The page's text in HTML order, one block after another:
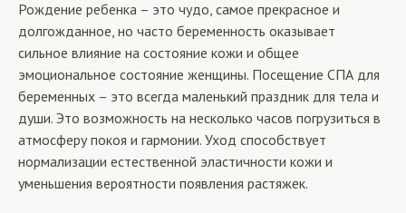
Рождение ребенка – это чудо, самое прекрасное и
долгожданное, но часто беременность оказывает
сильное влияние на состояние кожи и общее
эмоциональное состояние женщины. Посещение СПА для
беременных – это всегда маленький праздник для тела и
души. Это возможность на несколько часов погрузиться в
атмосферу покоя и гармонии. Уход способствует
нормализации естественной эластичности кожи и
уменьшения вероятности появления растяжек.